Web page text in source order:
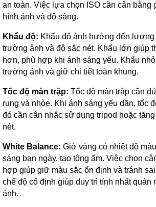
an toàn. Việc lựa chọn ISO cần cân bằng
hình ảnh và độ sáng.
Khẩu độ: Khẩu độ ảnh hưởng đến lượng
trường ảnh và độ sắc nét. Khẩu lớn giúp
hơn, phù hợp khi ánh sáng yếu. Khẩu
trường ảnh và giữ chi tiết toàn khung.
Tốc độ màn trập: Tốc độ màn trập cần
rung và nhòe. Khi ánh sáng yếu dần, tốc
đó cần cân nhắc sử dụng tripod hoặc
nét.
White Balance: Giờ vàng có nhiệt độ
sáng ban ngày, tạo tông ấm. Việc chọn
hợp giúp giữ màu sắc ổn định và tránh
chế độ cố định giúp duy trì tính nhất quán
ảnh.